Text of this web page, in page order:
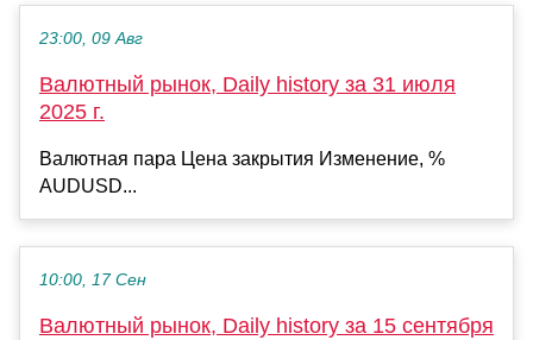
23:00, 09 Авг
Валютный рынок, Daily history за 31 июля
2025 г.
Валютная пара Цена закрытия Изменение, %
AUDUSD...
10:00, 17 Сен
Валютный рынок, Daily history за 15 сентября